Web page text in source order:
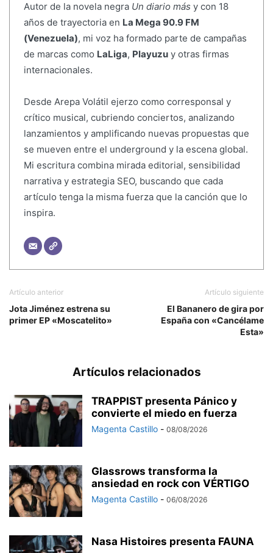
Autor de la novela negra Un diario más y con 18
años de trayectoria en La Mega 90.9 FM
(Venezuela), mi voz ha formado parte de campañas
de marcas como LaLiga, Playuzuy otras firmas
internacionales.
Desde Arepa Volátil ejerzo como corresponsal y
crítico musical, cubriendo conciertos, analizando
lanzamientos y amplificando nuevas propuestas que
se mueven entre el underground y la escena global.
Mi escritura combina mirada editorial, sensibilidad
narrativa y estrategia SEO, buscando que cada
artículo tenga la misma fuerza que la canción que lo
inspira.
Artículo anterior
Jota Jiménez estrena su
primer EP «Moscatelito»
Artículo siguiente
El Bananero de gira por
España con «Cancélame
Esta»
Artículos relacionados
TRAPPIST presenta Pánico y
convierte el miedo en fuerza
Magenta Castillo - 08/08/2026
Glassrows transforma la
ansiedad en rock con VÉRTIGO
Magenta Castillo - 06/08/2026
Nasa Histoires presenta FAUNA